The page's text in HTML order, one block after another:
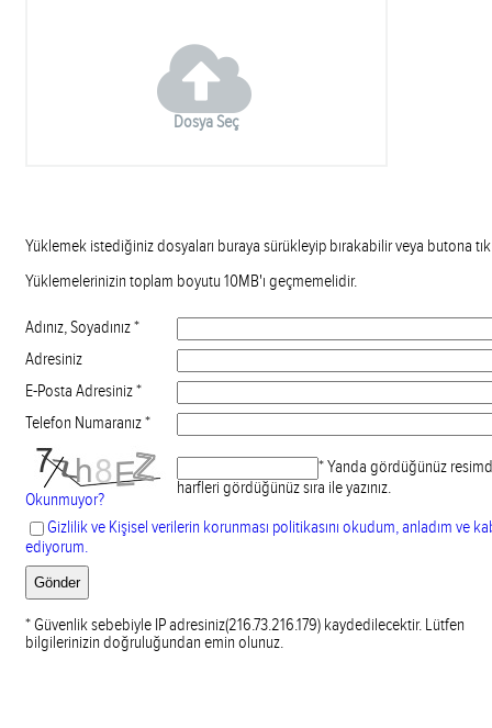
Dosya Seç
Yüklemek istediğiniz dosyaları buraya sürükleyip bırakabilir veya butona
Yüklemelerinizin toplam boyutu 10MB'ı geçmemelidir.
Adınız, Soyadınız *
Adresiniz
E-Posta Adresiniz *
Telefon Numaranız *
Okunmuyor?
* Yanda gördüğünüz
harfleri gördüğünüz sıra ile yazınız.
Gizlilik ve Kişisel verilerin korunması politikasını okudum, anladım ve
ediyorum.
* Güvenlik sebebiyle IP adresiniz(216.73.216.179) kaydedilecektir. Lütfen
bilgilerinizin doğruluğundan emin olunuz.